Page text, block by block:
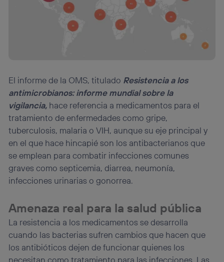
El informe de la OMS, titulado Resistencia a los
antimicrobianos: informe mundial sobre la
vigilancia, hace referencia a medicamentos para el
tratamiento de enfermedades como gripe,
tuberculosis, malaria o VIH, aunque su eje principal y
en el que hace hincapié son los antibacterianos que
se emplean para combatir infecciones comunes
graves como septicemia, diarrea, neumonía,
infecciones urinarias o gonorrea.
Amenaza real para la salud pública
La resistencia a los medicamentos se desarrolla
cuando las bacterias sufren cambios que hacen que
los antibióticos dejen de funcionar quienes los
necesitan como tratamiento para las infecciones. Las